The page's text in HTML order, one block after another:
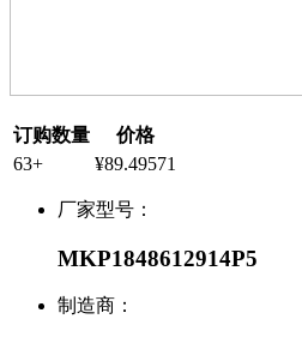
订购数量
价格
63+
¥89.49571
厂家型号：
MKP1848612914P5
制造商：